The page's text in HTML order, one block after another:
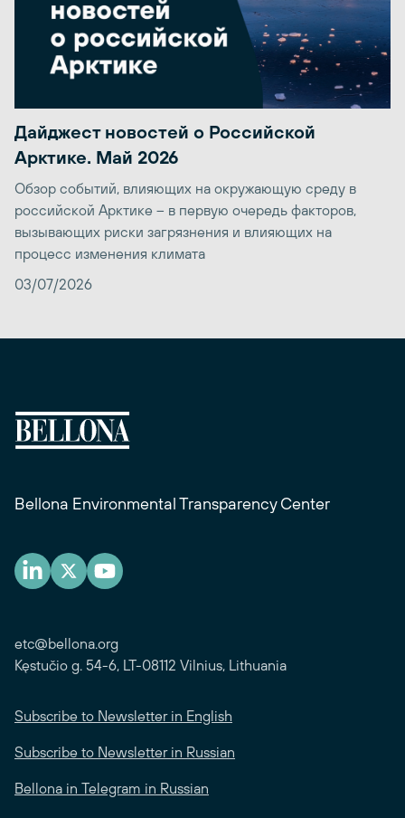
Дайджест новостей о Российской
Арктике. Май 2026
Обзор событий, влияющих на окружающую среду в
российской Арктике – в первую очередь факторов,
вызывающих риски загрязнения и влияющих на
процесс изменения климата
03/07/2026
Bellona Environmental Transparency Center
etc@bellona.org
Kęstučio g. 54-6, LT-08112 Vilnius, Lithuania
Subscribe to Newsletter in English
Subscribe to Newsletter in Russian
Bellona in Telegram in Russian